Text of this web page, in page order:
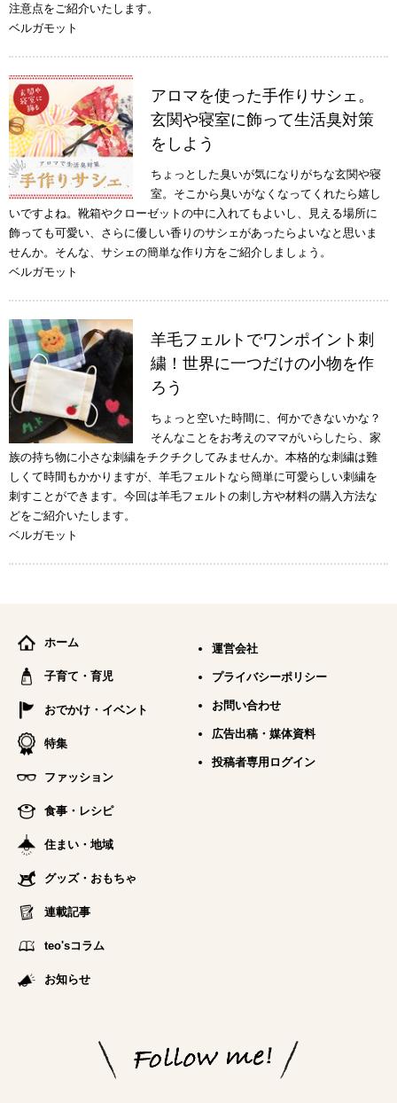
注意点をご紹介いたします。
ベルガモット
アロマを使った手作りサシェ。
玄関や寝室に飾って生活臭対策
をしよう
ちょっとした臭いが気になりがちな玄関や寝
室。そこから臭いがなくなってくれたら嬉し
いですよね。靴箱やクローゼットの中に入れてもよいし、見える場所に
飾っても可愛い、さらに優しい香りのサシェがあったらよいなと思いま
せんか。そんな、サシェの簡単な作り方をご紹介しましょう。
ベルガモット
羊毛フェルトでワンポイント刺
繍！世界に一つだけの小物を作
ろう
ちょっと空いた時間に、何かできないかな？
そんなことをお考えのママがいらしたら、家
族の持ち物に小さな刺繍をチクチクしてみませんか。本格的な刺繍は難
しくて時間もかかりますが、羊毛フェルトなら簡単に可愛らしい刺繍を
刺すことができます。今回は羊毛フェルトの刺し方や材料の購入方法な
どをご紹介いたします。
ベルガモット
ホーム
子育て・育児
おでかけ・イベント
特集
ファッション
食事・レシピ
住まい・地域
グッズ・おもちゃ
連載記事
teo'sコラム
お知らせ
運営会社
プライバシーポリシー
お問い合わせ
広告出稿・媒体資料
投稿者専用ログイン